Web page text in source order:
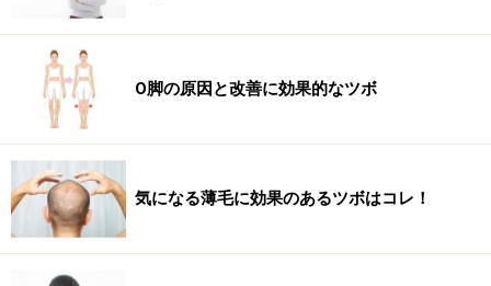
O脚の原因と改善に効果的なツボ
気になる薄毛に効果のあるツボはコレ！